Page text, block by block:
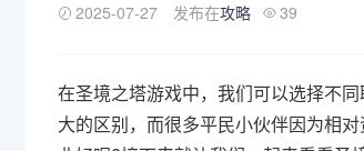
2025-07-27 发布在攻略 39
在圣境之塔游戏中，我们可以选择不
大的区别，而很多平民小伙伴因为相